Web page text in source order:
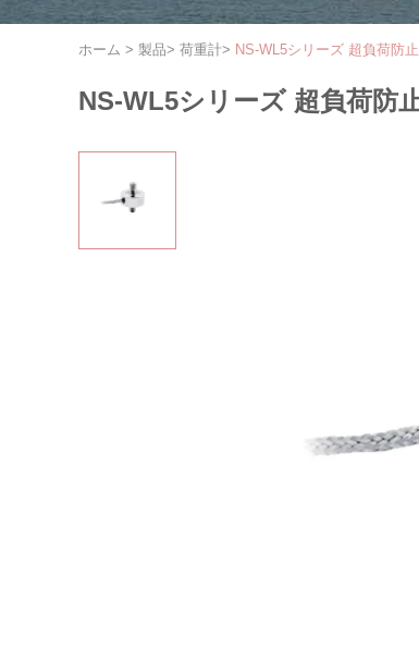
ホーム > 製品> 荷重計> NS-WL5シリーズ 超負荷防
NS-WL5シリーズ 超負荷防